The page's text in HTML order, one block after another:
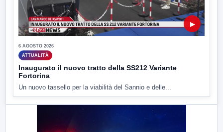
▶
6 AGOSTO 2026
ATTUALITÀ
Inaugurato il nuovo tratto della SS212 Variante
Fortorina
Un nuovo tassello per la viabilità del Sannio e delle...